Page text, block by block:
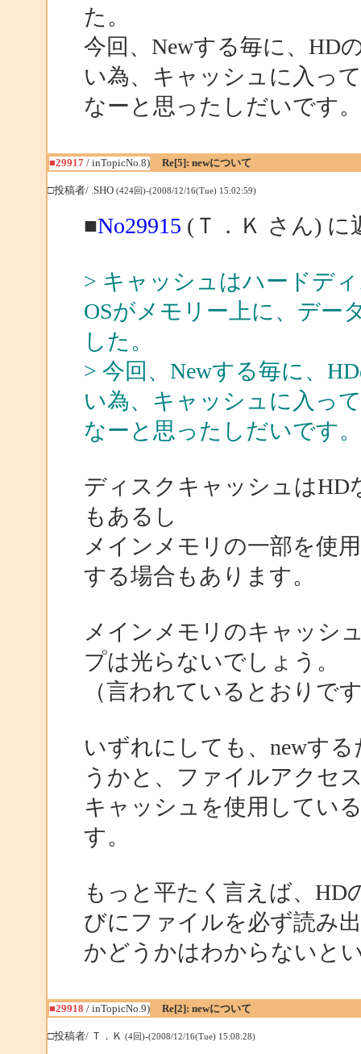
た。
今回、Newする毎に、HD
い為、キャッシュに入っ
なーと思ったしだいです。
■29917/ inTopicNo.8) Re[5]: newについて
□投稿者/ .SHO (424回)-(2008/12/16(Tue) 15:02:59)
■No29915 (Ｔ．Ｋ さん) に
> キャッシュはハードデ
OSがメモリー上に、デー
した。
> 今回、Newする毎に、
い為、キャッシュに入っ
なーと思ったしだいです。
ディスクキャッシュはHD
もあるし
メインメモリの一部を使
する場合もあります。
メインメモリのキャッシ
プは光らないでしょう。
（言われているとおりで
いずれにしても、newす
うかと、ファイルアクセ
キャッシュを使用してい
す。
もっと平たく言えば、HD
びにファイルを必ず読み
かどうかはわからないと
■29918 / inTopicNo.9) Re[2]: newについて
□投稿者/ Ｔ．Ｋ (4回)-(2008/12/16(Tue) 15:08:28)